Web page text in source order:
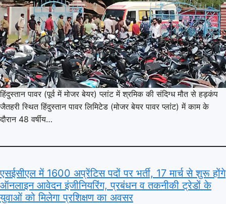
हिंदुस्तान पावर (पूर्व में मोजर बेयर) प्लांट में श्रमिक की संदिग्ध मौत से हड़कंप
जैतहरी स्थित हिंदुस्तान पावर लिमिटेड (मोजर बेयर पावर प्लांट) में काम के
दौरान 48 वर्षीय…
एसईसीएल में 1600 अप्रेंटिस पदों पर भर्ती, 17 मार्च से शुरू होंगे
ऑनलाइन आवेदन इंजीनियरिंग, प्रबंधन व तकनीकी ट्रेडों के
युवाओं को मिलेगा प्रशिक्षण का अवसर